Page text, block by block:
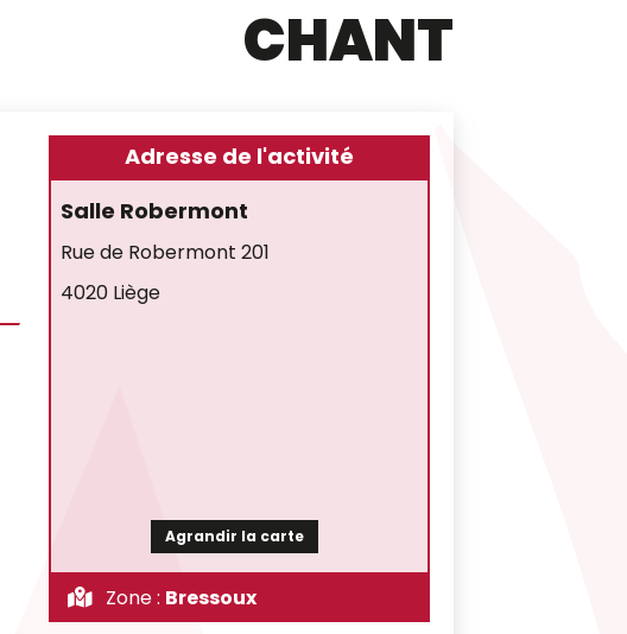
CHANT
Adresse de l'activité
Salle Robermont
Rue de Robermont 201
4020 Liège
Agrandir la carte
Zone : Bressoux